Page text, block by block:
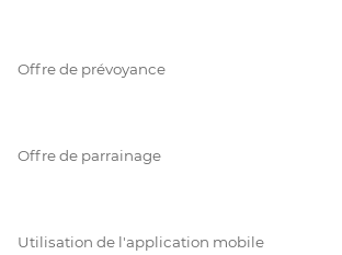
Offre de prévoyance
Offre de parrainage
Utilisation de l'application mobile